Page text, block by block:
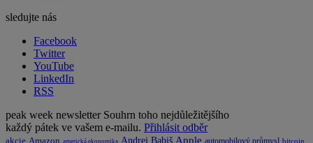
sledujte nás
Facebook
Twitter
YouTube
LinkedIn
RSS
peak week newsletter Souhrn toho nejdůležitějšího
každý pátek ve vašem e-mailu. Přihlásit odběr
akcie Amazon americká ekonomika Andrej Babiš Apple automobilový průmysl bitcoin